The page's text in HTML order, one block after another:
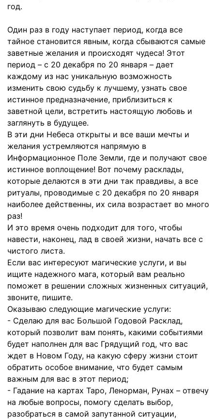
год.
Один раз в году наступает период, когда все
тайное становится явным, когда сбываются самые
заветные желания и происходят чудеса! Этот
период – с 20 декабря по 20 января – дает
каждому из нас уникальную возможность
изменить свою судьбу к лучшему, узнать свое
истинное предназначение, приблизиться к
заветной цели, встретить настоящую любовь и
заглянуть в будущее.
В эти дни Небеса открыты и все ваши мечты и
желания устремляются напрямую в
Информационное Поле Земли, где и получают свое
истинное воплощение! Вот почему расклады,
которые делаются в эти дни так правдивы, а все
ритуалы, проводимые с 20 декабря по 20 января
наиболее действенны, их сила возрастает во много
раз!
И это время очень подходит для того, чтобы
навести, наконец, лад в своей жизни, начать все с
чистого листа.
Если вас интересуют магические услуги, и вы
ищите надежного мага, который вам реально
поможет в решении сложных жизненных ситуаций,
звоните, пишите.
Оказываю следующие магические услуги:
- Сделаю для вас Большой Годовой Расклад,
который позволит вам понять, какими событиями
будет наполнен для вас Грядущий год, что вас
ждет в Новом Году, на какую сферу жизни стоит
обратить особое внимание, что будет самым
важным для вас в этот период;
- Гадание на картах Таро, Ленорман, Рунах – отвечу
на любые вопросы, помогу сделать выбор,
разобраться в самой запутанной ситуации,